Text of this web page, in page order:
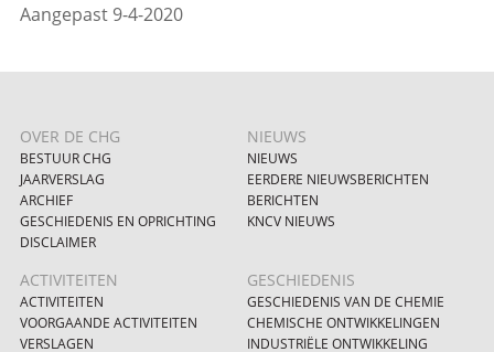
Aangepast 9-4-2020
OVER DE CHG
BESTUUR CHG
JAARVERSLAG
ARCHIEF
GESCHIEDENIS EN OPRICHTING
DISCLAIMER
NIEUWS
NIEUWS
EERDERE NIEUWSBERICHTEN
BERICHTEN
KNCV NIEUWS
ACTIVITEITEN
ACTIVITEITEN
VOORGAANDE ACTIVITEITEN
VERSLAGEN
GESCHIEDENIS
GESCHIEDENIS VAN DE CHEMIE
CHEMISCHE ONTWIKKELINGEN
INDUSTRIËLE ONTWIKKELING